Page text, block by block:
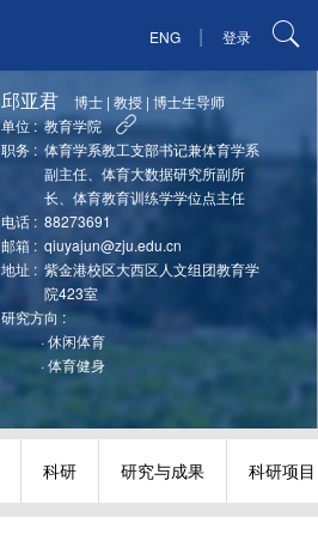
ENG | 登录
邱亚君 博士 |教授 |博士生导师
单位 : 教育学院
职务 : 体育学系教工支部书记兼体育学系
副主任、体育大数据研究所副所
长、体育教育训练学学位点主任
电话 : 88273691
邮箱 : qiuyajun@zju.edu.cn
地址 : 紫金港校区大西区人文组团教育学
院423室
研究方向 :
·休闲体育
·体育健身
科研 研究与成果 科研项目